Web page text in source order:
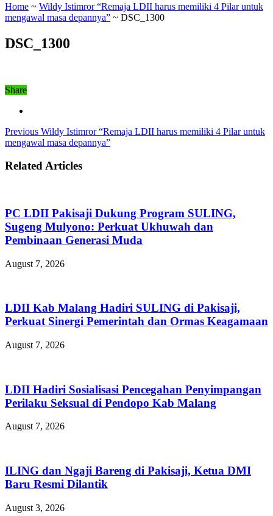
Home ~ Wildy Istimror “Remaja LDII harus memiliki 4 Pilar untuk
mengawal masa depannya” ~ DSC_1300
DSC_1300
Share
Previous Wildy Istimror “Remaja LDII harus memiliki 4 Pilar untuk
mengawal masa depannya”
Related Articles
PC LDII Pakisaji Dukung Program SULING,
Sugeng Mulyono: Perkuat Ukhuwah dan
Pembinaan Generasi Muda
August 7, 2026
LDII Kab Malang Hadiri SULING di Pakisaji,
Perkuat Sinergi Pemerintah dan Ormas Keagamaan
August 7, 2026
LDII Hadiri Sosialisasi Pencegahan Penyimpangan
Perilaku Seksual di Pendopo Kab Malang
August 7, 2026
ILING dan Ngaji Bareng di Pakisaji, Ketua DMI
Baru Resmi Dilantik
August 3, 2026